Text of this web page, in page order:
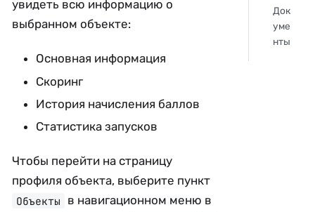
увидеть всю информацию о
выбранном объекте:
Основная информация
Скоринг
История начисления баллов
Статистика запусков
Чтобы перейти на страницу
профиля объекта, выберите пункт
Объекты
в навигационном меню в
Док
уме
нты